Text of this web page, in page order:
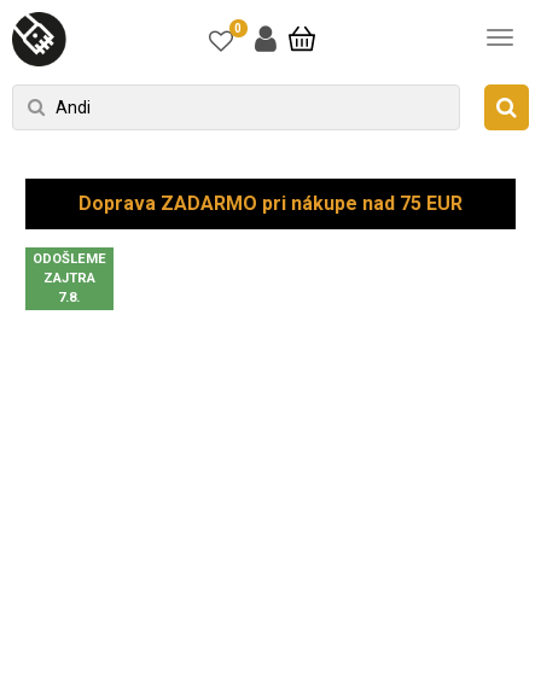
0
Doprava ZADARMO pri nákupe nad 75 EUR
ODOŠLEME
ZAJTRA
7.8.